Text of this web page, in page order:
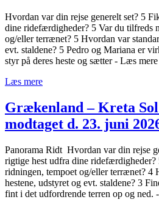
Hvordan var din rejse generelt set? 5
dine ridefærdigheder? 5 Var du tilfreds
og/eller terrænet? 5 Hvordan var
evt. staldene? 5 Pedro og Mariana er
styr på deres heste og sætter - Læs mere
Læs mere
Grækenland – Kreta
modtaget d. 23. juni
Panorama Ridt Hvordan var din rejse
rigtige hest udfra dine ridefærdigheder?
ridningen, tempoet og/eller terrænet? 4
hestene, udstyret og evt. staldene? 3
fint i det udfordrende terren op og ned.